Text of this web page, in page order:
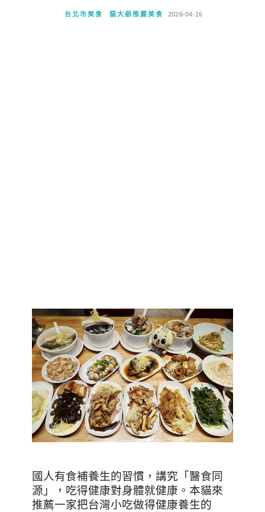
台北市美食 貓大爺推薦美食 2026-04-16
國人有食補養生的習慣，講究「醫食同
源」，吃得健康對身體就健康。本貓來
推薦一家把台灣小吃做得健康養生的